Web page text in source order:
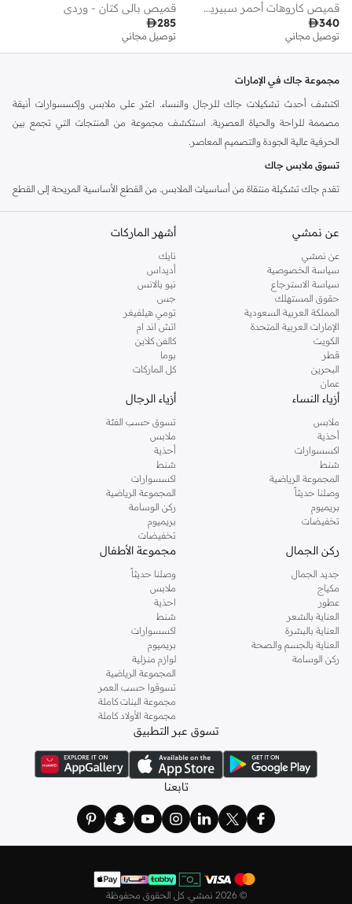
قميص كاروهات أحمر سبيريت بيو
340
توصيل مجاني
قميص بالي كتان - وردي
285
توصيل مجاني
مجموعة جاك في الإمارات
اكتشف أحدث تشكيلات جاك للرجال والنساء. اعثر على ملابس وإكسسوارات أنيقة
مصممة للراحة والحياة العصرية. استكشف مجموعة من المنتجات التي تجمع بين
الحرفية عالية الجودة والتصميم المعاصر.
تسوق ملابس جاك
تقدم جاك تشكيلة منتقاة من أساسيات الملابس. من القطع الأساسية المريحة إلى القطع
ملابسك. ارتقِ بأسلوبك اليومي مع إطلالة جاك المميزة.
الميزات الرئيسية لمنتجات جاك:
أقمشة فاخرة لراحة تدوم.
قصات عصرية تناسب مختلف أشكال الجسم.
تصنيع متين للارتداء اليومي.
تصاميم أنيقة وعصرية.
اعثر على قطعة جاك المثالية لك
سواء كنت تبحث عن ملابس كاجوال أو شيء أكثر أناقة، فإن تشكيلة جاك تقدم خيارات
استمتع بالتوصيل السريع والإرجاع السهل على جميع مشتريات جاك في دبي، أبوظبي
وفي جميع أنحاء الإمارات.
عن نمشي
عن نمشي
سياسة الخصوصية
سياسة الاسترجاع
حقوق المستهلك
المملكة العربية السعودية
الإمارات العربية المتحدة
الكويت
قطر
البحرين
عمان
أشهر الماركات
نايك
أديداس
نيو بالانس
جس
تومي هيلفيغر
اتش اند ام
كالفن كلاين
بوما
كل الماركات
أزياء النساء
ملابس
أحذية
اكسسوارات
شنط
المجموعة الرياضية
وصلنا حديثاً
بريميوم
تخفيضات
أزياء الرجال
تسوق حسب الفئة
ملابس
أحذية
شنط
اكسسوارات
المجموعة الرياضية
ركن الوسامة
بريميوم
تخفيضات
ركن الجمال
جديد الجمال
مكياج
عطور
العناية بالشعر
العناية بالبشرة
العناية بالجسم والصحة
ركن الوسامة
مجموعة الأطفال
وصلنا حديثاً
ملابس
احذية
شنط
اكسسوارات
بريميوم
لوازم منزلية
المجموعة الرياضية
تسوقوا حسب العمر
مجموعة البنات كاملة
مجموعة الأولاد كاملة
تسوق عبر التطبيق
تابعنا
© 2026 نمشي. كل الحقوق محفوظة